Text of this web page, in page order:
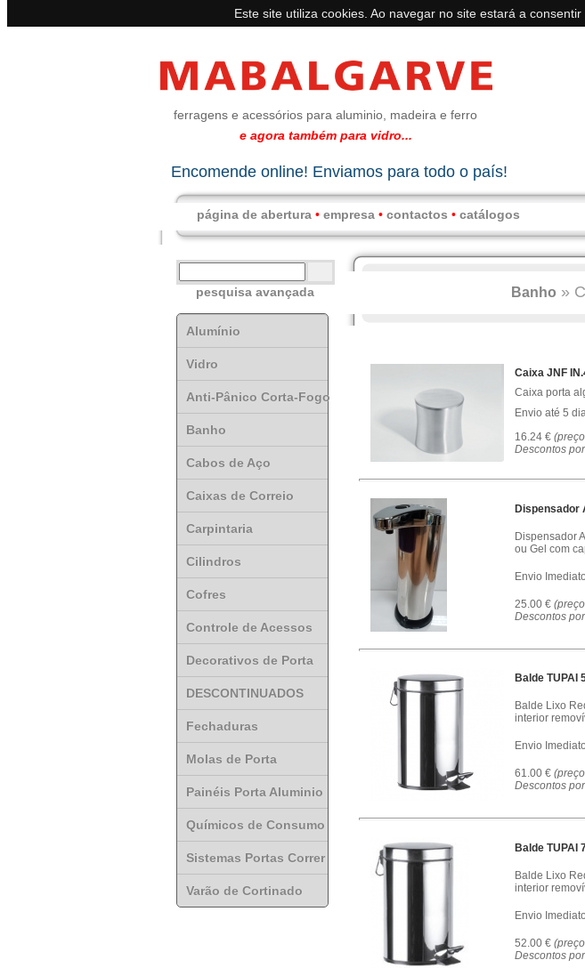
Este site utiliza cookies. Ao navegar no site estará a
ferragens e acessórios para aluminio, madeira e ferro
e agora também para vidro...
Encomende online! Enviamos para todo o país!
página de abertura • empresa • contactos • catálogos
pesquisa avançada
Alumínio
Vidro
Anti-Pânico Corta-Fogo
Banho
Cabos de Aço
Caixas de Correio
Carpintaria
Cilindros
Cofres
Controle de Acessos
Decorativos de Porta
DESCONTINUADOS
Fechaduras
Molas de Porta
Painéis Porta Aluminio
Químicos de Consumo
Sistemas Portas Correr
Varão de Cortinado
Banho »
Caixa JNF
Caixa porta
Envio até 5
16.24 €
Descontos
Dispensador
Dispensador
ou Gel com
Envio Imediato
25.00 €
Descontos
Balde TUPAI
Balde Lixo
interior
Envio Imediato
61.00 €
Descontos
Balde TUPAI
Balde Lixo
interior
Envio Imediato
52.00 €
Descontos